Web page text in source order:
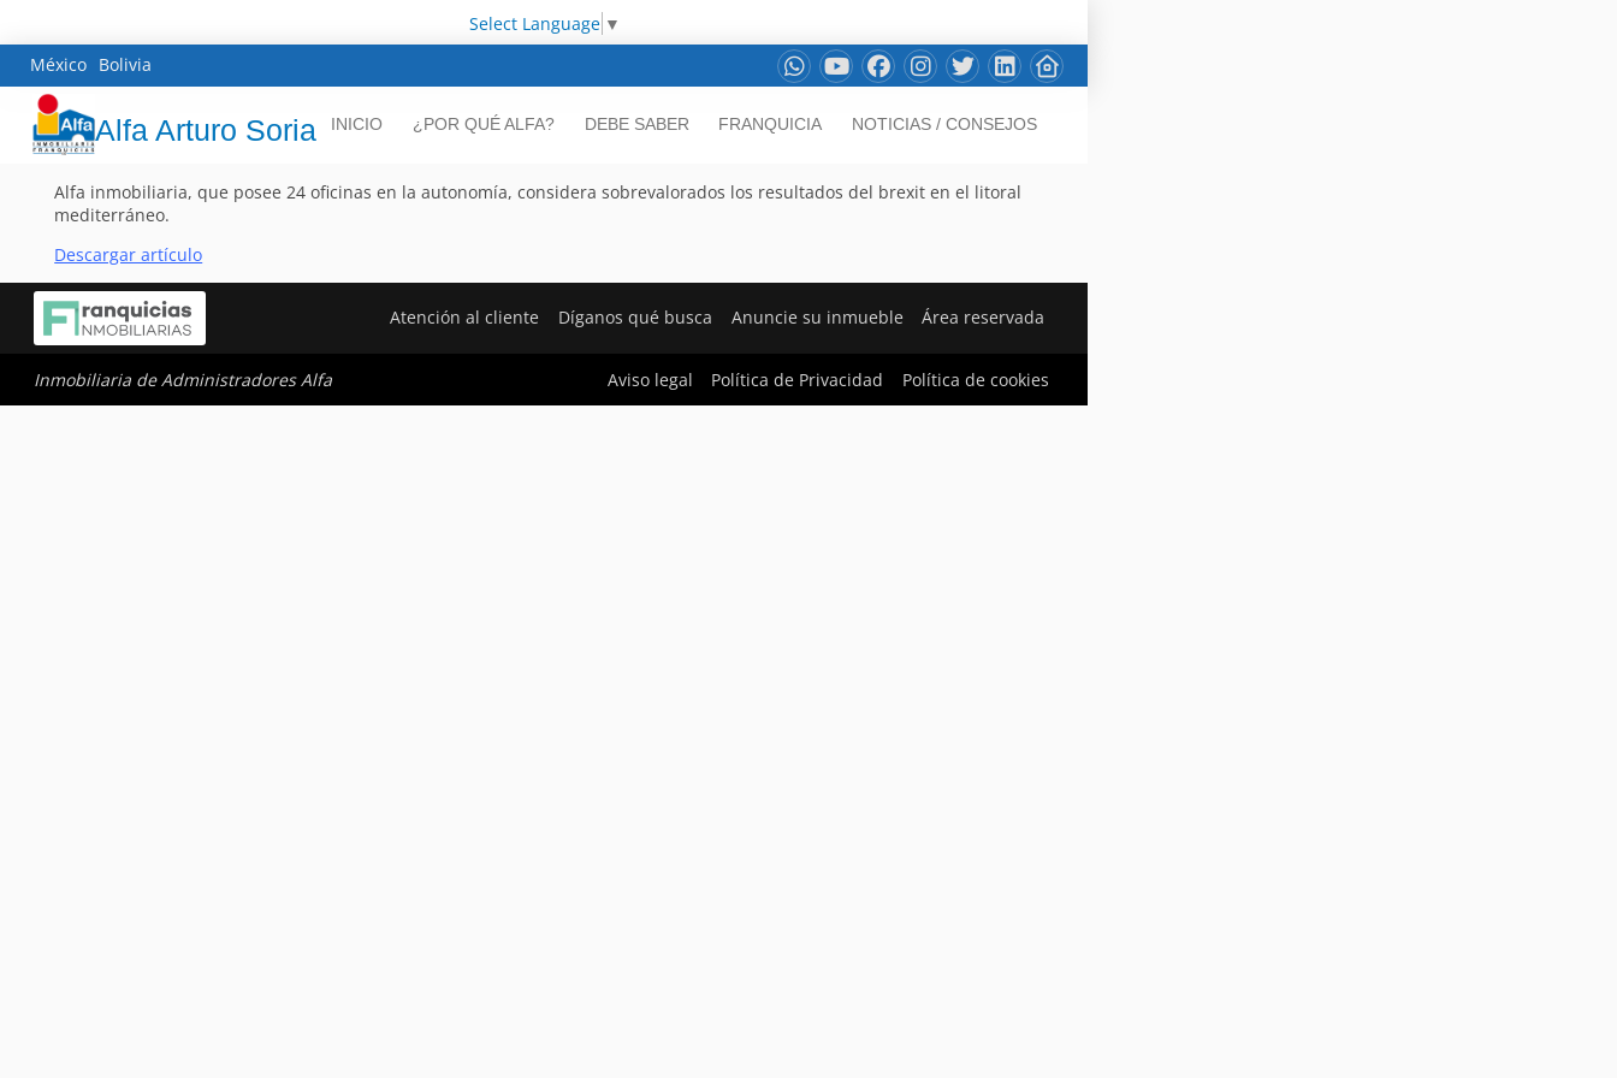
Select Language ▼
México Bolivia
Alfa Arturo Soria INICIO ¿POR QUÉ ALFA? DEBE SABER FRANQUICIA NOTICIAS / CONSEJOS
Alfa inmobiliaria, que posee 24 oficinas en la autonomía, considera sobrevalorados los resultados del brexit en el litoral
mediterráneo.
Descargar artículo
Atención al cliente Díganos qué busca Anuncie su inmueble Área reservada
Inmobiliaria de Administradores Alfa Aviso legal Política de Privacidad Política de cookies